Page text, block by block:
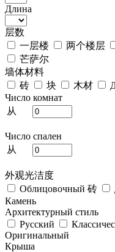
Длина
层数
一层楼
两个楼层
芒萨尔
墙体材料
砖
块 木材
Число комнат
从
Число спален
从
外观光洁度
Облицовочный 砖
Камень
Архитектурный стиль
Русский
Оригинальный
Крыша